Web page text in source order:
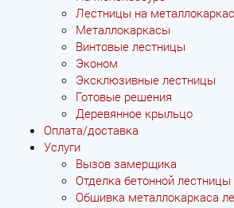
Лестницы на
Металлокаркасы
Винтовые лестницы
Эконом
Эксклюзивные лестницы
Готовые решения
Деревянное крыльцо
Оплата/доставка
Услуги
Вызов замерщика
Отделка бетонной лестницы
Обшивка металлокаркаса